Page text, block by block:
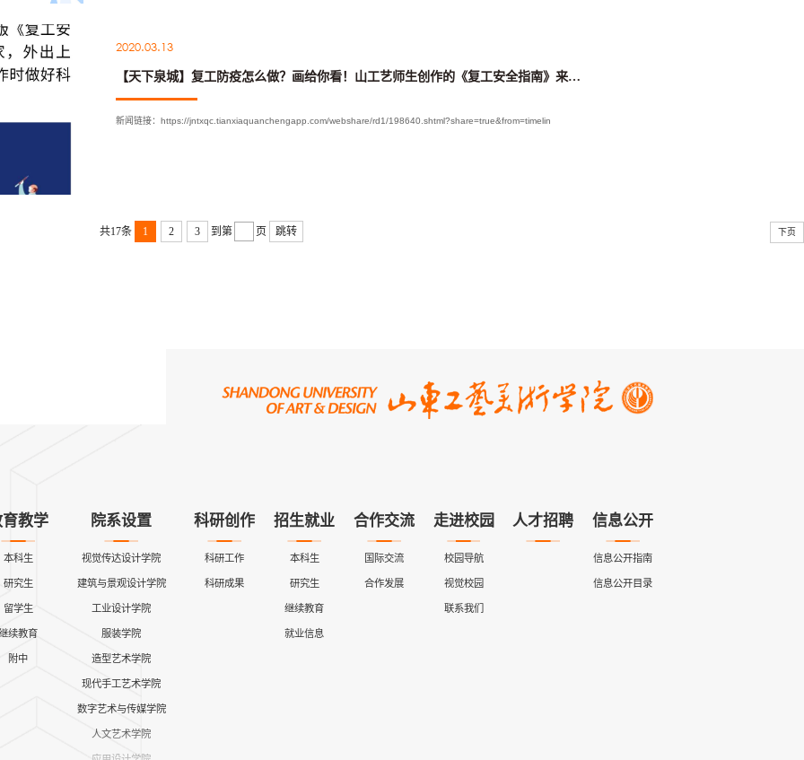
2020.03.13
【天下泉城】复工防疫怎么做？画给你看！山工艺师生创作的《复工安全指南》来啦！
新闻链接：https://jntxqc.tianxiaquanchengapp.com/webshare/rd1/198640.shtml?share=true&from=timelin
共17条 1 2 3 下页
到第 页 跳转
教学
本科生
研究生
留学生
续教育
附中
院系设置
视觉传达设计学院
建筑与景观设计学院
工业设计学院
服装学院
造型艺术学院
现代手工艺术学院
数字艺术与传媒学院
人文艺术学院
科研创作
科研工作
科研成果
招生就业
本科生
研究生
继续教育
就业信息
合作交流
国际交流
合作发展
走进校园
校园导航
视觉校园
联系我们
人才招聘 信息公开
信息公开指南
信息公开目录